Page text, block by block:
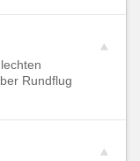
Rundflug